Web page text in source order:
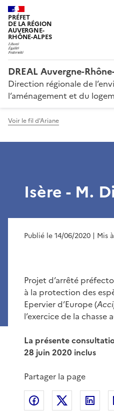
PRÉFET
DE LA RÉGION
AUVERGNE-
RHÔNE-ALPES
DREAL Auvergne-
Direction régionale de
l’aménagement et du
Voir le fil d'Ariane
Isère - M.
Publié le 14/06/2020 | Mis
Projet d’arrêté
à la protection des
Epervier d’Europe (
l’exercice de la chasse
La présente
28 juin 2020 inclus
Partager la page
Partager surPartager